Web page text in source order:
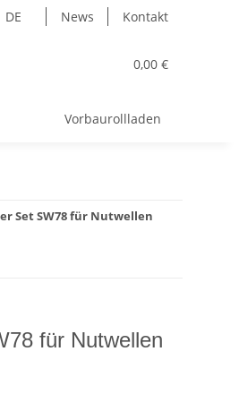
DE News Kontakt
0,00 €
Vorbaurollladen
Set SW78 für Nutwellen
für Nutwellen